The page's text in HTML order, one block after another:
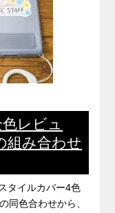
レビュ
み合わせ
タイルカバー4色
同色合わせから、